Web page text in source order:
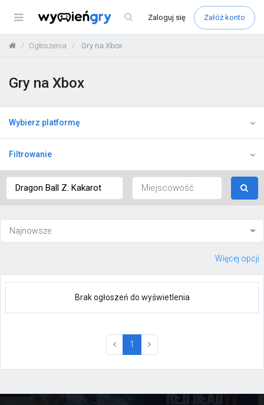
Menu Zaloguj się Załóż konto
Ogłoszenia Gry na Xbox
Gry na Xbox
Wybierz platformę
Filtrowanie
Więcej opcji
Brak ogłoszeń do wyświetlenia
1 (current)